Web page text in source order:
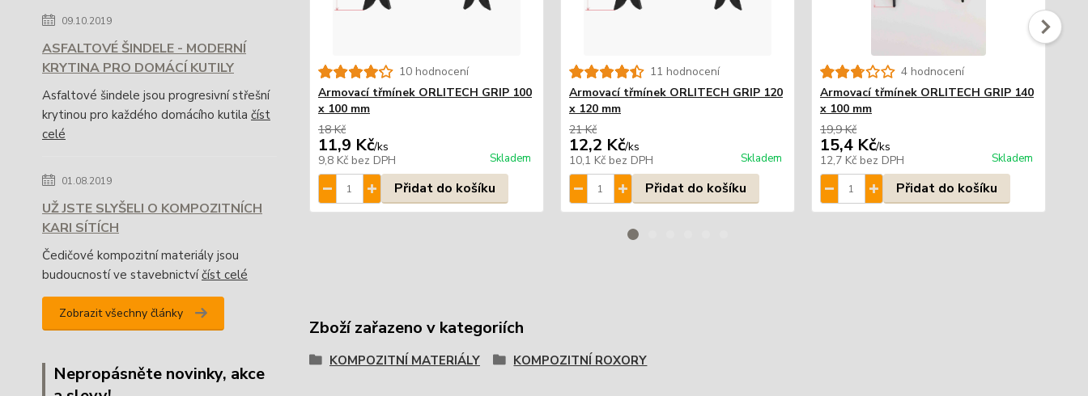
09.10.2019
ASFALTOVÉ ŠINDELE - MODERNÍ
KRYTINA PRO DOMÁCÍ KUTILY
Asfaltové šindele jsou progresivní střešní
krytinou pro každého domácího kutila číst
celé
01.08.2019
UŽ JSTE SLYŠELI O KOMPOZITNÍCH
KARI SÍTÍCH
Čedičové kompozitní materiály jsou
budoucností ve stavebnictvíčíst celé
Zobrazit všechny články
Nepropásněte novinky, akce
10 hodnocení
Armovací třmínek ORLITECH GRIP 100
x 100 mm
18 Kč
11,9 Kč/ks
9,8 Kč bez DPH Skladem
Přidat do košíku
11 hodnocení
Armovací třmínek ORLITECH GRIP 120
x 120 mm
21 Kč
12,2 Kč/ks
10,1 Kč bez DPH Skladem
Přidat do košíku
4 hodnocení
Armovací třmínek ORLITECH GRIP 140
x 100 mm
19,9 Kč
15,4 Kč/ks
12,7 Kč bez DPH Skladem
Přidat do košíku
Zboží zařazeno v kategoriích
KOMPOZITNÍ MATERIÁLY KOMPOZITNÍ ROXORY